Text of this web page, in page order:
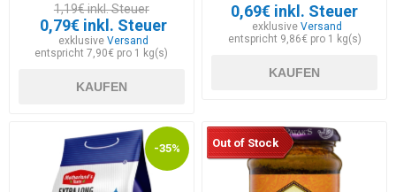
1,19€ inkl. Steuer
0,79€ inkl. Steuer
exklusiveVersand
entspricht 7,90€ pro 1 kg(s)
KAUFEN
0,69€ inkl. Steuer
exklusive Versand
entspricht 9,86€ pro 1 kg(s)
KAUFEN
-35% Out of Stock